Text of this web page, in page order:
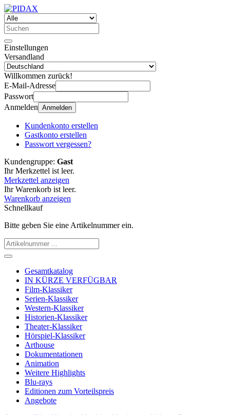
Einstellungen
Versandland
Willkommen zurück!
E-Mail-Adresse
Passwort
Anmelden Anmelden
Kundenkonto erstellen
Gastkonto erstellen
Passwort vergessen?
Kundengruppe: Gast
Ihr Merkzettel ist leer.
Merkzettel anzeigen
Ihr Warenkorb ist leer.
Warenkorb anzeigen
Schnellkauf
Bitte geben Sie eine Artikelnummer ein.
Gesamtkatalog
IN KÜRZE VERFÜGBAR
Film-Klassiker
Serien-Klassiker
Western-Klassiker
Historien-Klassiker
Theater-Klassiker
Hörspiel-Klassiker
Arthouse
Dokumentationen
Animation
Weitere Highlights
Blu-rays
Editionen zum Vorteilspreis
Angebote